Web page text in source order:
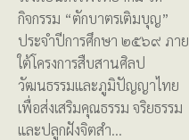
กิจกรรม “ตักบาตรเติมบุญ”
ประจำปีการศึกษา ๒๕๖๙ ภาย
ใต้โครงการสืบสานศิลป
วัฒนธรรมและภูมิปัญญาไทย
เพื่อส่งเสริมคุณธรรม จริยธรรม
และปลูกฝังจิตสำ…